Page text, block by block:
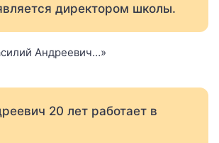
директором школы.
Андреевич…»
20 лет работает в